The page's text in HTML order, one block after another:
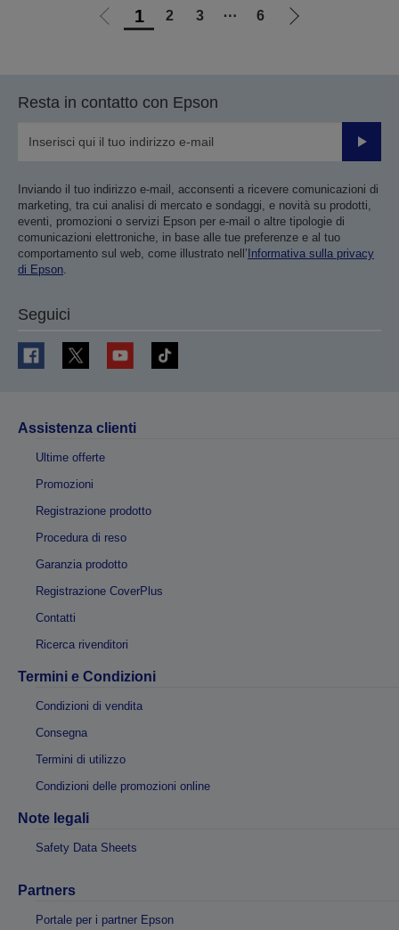
Vai
1 2 3 ⋯ 6
Vai
Resta in contatto con Epson
Invia
Inviando il tuo indirizzo e-mail, acconsenti a ricevere comunicazioni di
marketing, tra cui analisi di mercato e sondaggi, e novità su prodotti,
eventi, promozioni o servizi Epson per e-mail o altre tipologie di
comunicazioni elettroniche, in base alle tue preferenze e al tuo
comportamento sul web, come illustrato nell’ Informativa sulla privacy
di Epson.
Seguici
Assistenza clienti
Ultime offerte
Promozioni
Registrazione prodotto
Procedura di reso
Garanzia prodotto
Registrazione CoverPlus
Contatti
Ricerca rivenditori
Termini e Condizioni
Condizioni di vendita
Consegna
Termini di utilizzo
Condizioni delle promozioni online
Note legali
Safety Data Sheets
Partners
Portale per i partner Epson